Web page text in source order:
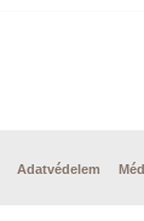
Adatvédelem